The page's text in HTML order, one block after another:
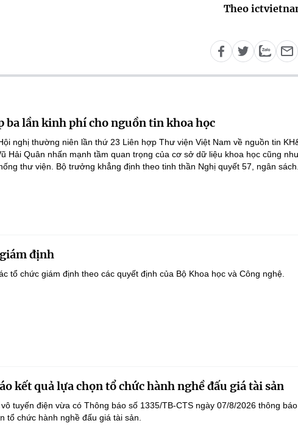
Theo
ba lần kinh phí cho nguồn tin khoa học
nghị thường niên lần thứ 23 Liên hợp Thư viện Việt Nam về nguồn tin
Hải Quân nhấn mạnh tầm quan trọng của cơ sở dữ liệu khoa học cũng
thư viện. Bộ trưởng khẳng định theo tinh thần Nghị quyết 57, ngân
định
tổ chức giám định theo các quyết định của Bộ Khoa học và Công nghệ.
kết quả lựa chọn tổ chức hành nghề đấu giá tài sản
tuyến điện vừa có Thông báo số 1335/TB-CTS ngày 07/8/2026 thông
tổ chức hành nghề đấu giá tài sản.